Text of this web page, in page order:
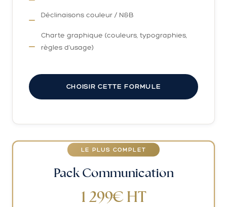
Déclinaisons couleur / N&B
Charte graphique (couleurs, typographies,
règles d'usage)
CHOISIR CETTE FORMULE
LE PLUS COMPLET
Pack Communication
1 299€ HT